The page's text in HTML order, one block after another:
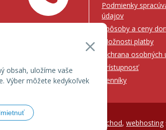
obsah, uložíme vaše
Výber môžete kedykoľvek
Podmienky
údajov
Spôsoby a ceny
Možnosti platby
Ochrana
Prístupnosť
Cenníky
•tvorba eshopu cez UNIobchod, webhosting